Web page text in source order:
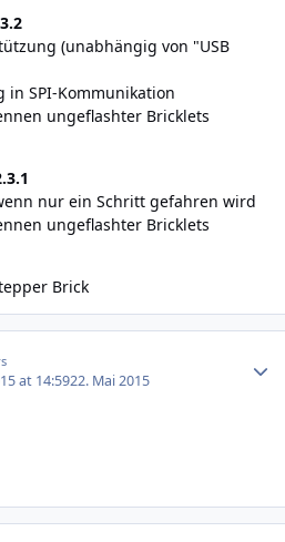
(unabhängig von "USB
in SPI-Kommunikation
ungeflashter Bricklets
nur ein Schritt gefahren wird
ungeflashter Bricklets
Brick
at 14:5922. Mai 2015